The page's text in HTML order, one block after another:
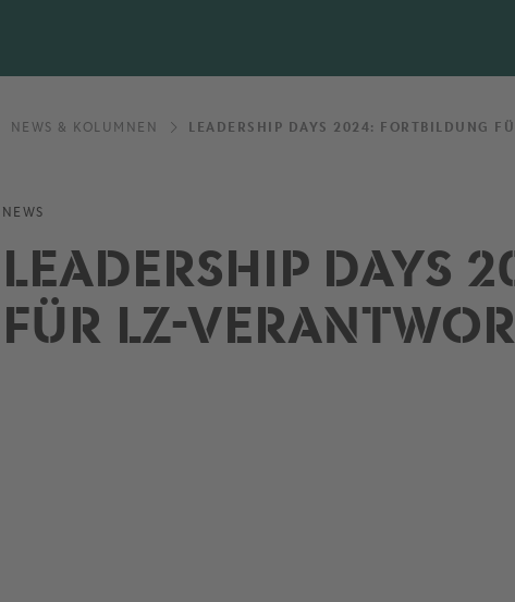
NEWS & KOLUMNEN LEADERSHIP DAYS 2024: FORTBILDUNG
NEWS
LEADERSHIP DAYS
FÜR LZ-